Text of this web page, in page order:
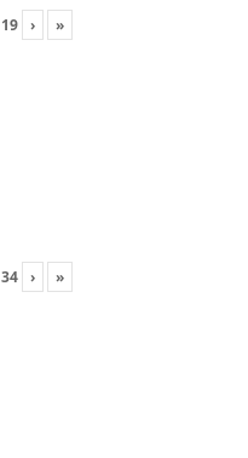
19 › »
34 › »